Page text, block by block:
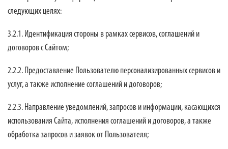
следующих целях:
3.2.1. Идентификация стороны в рамках сервисов, соглашений и
договоров с Сайтом;
2.2.2. Предоставление Пользователю персонализированных сервисов и
услуг, а также исполнение соглашений и договоров;
2.2.3. Направление уведомлений, запросов и информации, касающихся
использования Сайта, исполнения соглашений и договоров, а также
обработка запросов и заявок от Пользователя;